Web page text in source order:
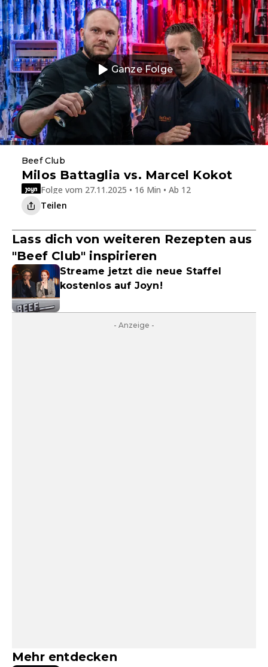
Ganze Folge
Beef Club
Milos Battaglia vs. Marcel Kokot
Folge vom 27.11.2025 • 16 Min • Ab 12
Teilen
Lass dich von weiteren Rezepten aus
"Beef Club" inspirieren
Streame jetzt die neue Staffel
kostenlos auf Joyn!
- Anzeige -
Mehr entdecken